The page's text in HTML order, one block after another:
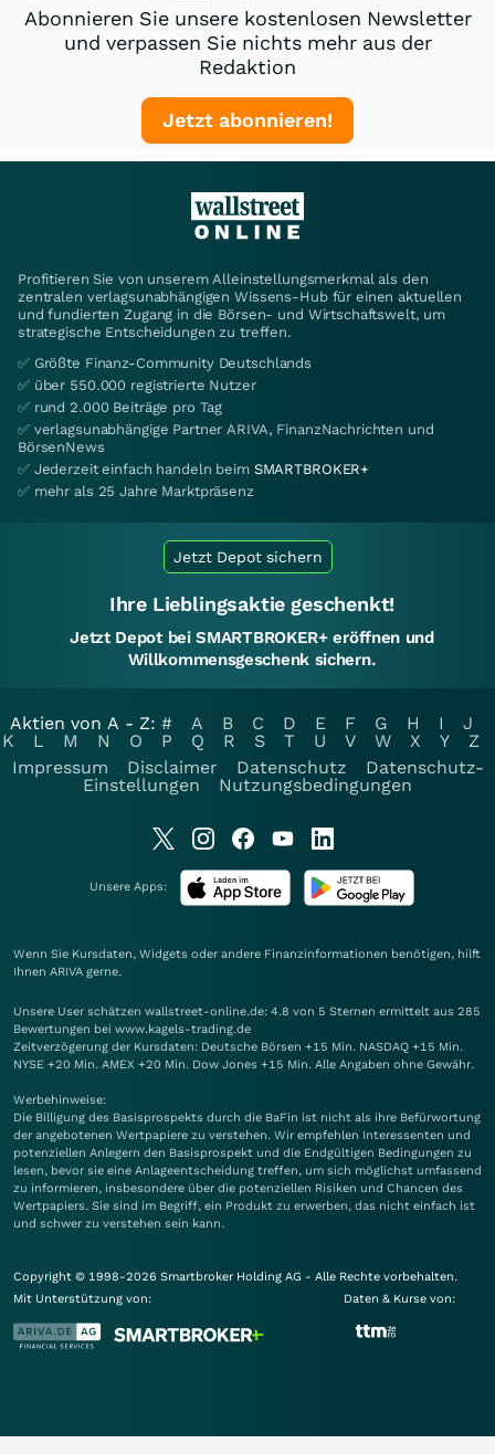
Abonnieren Sie unsere kostenlosen Newsletter
und verpassen Sie nichts mehr aus der
Redaktion
Jetzt abonnieren!
Profitieren Sie von unserem Alleinstellungsmerkmal als den
zentralen verlagsunabhängigen Wissens-Hub für einen aktuellen
und fundierten Zugang in die Börsen- und Wirtschaftswelt, um
strategische Entscheidungen zu treffen.
✅ Größte Finanz-Community Deutschlands
✅ über 550.000 registrierte Nutzer
✅ rund 2.000 Beiträge pro Tag
✅ verlagsunabhängige Partner ARIVA, FinanzNachrichten und
BörsenNews
✅ Jederzeit einfach handeln beim SMARTBROKER+
✅ mehr als 25 Jahre Marktpräsenz
Jetzt Depot sichern
Ihre Lieblingsaktie geschenkt!
Jetzt Depot bei SMARTBROKER+ eröffnen und
Willkommensgeschenk sichern.
Aktien von A - Z: # A B C D E F G H I
J
K
L M N O P Q R S T U V W X Y
Z
Impressum
Disclaimer Datenschutz
Datenschutz-
Einstellungen
Nutzungsbedingungen
Unsere Apps:
Wenn Sie Kursdaten, Widgets oder andere Finanzinformationen benötigen, hilft
Ihnen ARIVA gerne.
Unsere User schätzen wallstreet-online.de: 4.8 von 5 Sternen ermittelt aus 285
Bewertungen bei www.kagels-trading.de
Zeitverzögerung der Kursdaten: Deutsche Börsen +15 Min. NASDAQ +15 Min.
NYSE +20 Min. AMEX +20 Min. Dow Jones +15 Min. Alle Angaben ohne Gewähr.
Werbehinweise:
Die Billigung des Basisprospekts durch die BaFin ist nicht als ihre Befürwortung
der angebotenen Wertpapiere zu verstehen. Wir empfehlen Interessenten und
potenziellen Anlegern den Basisprospekt und die Endgültigen Bedingungen zu
lesen, bevor sie eine Anlageentscheidung treffen, um sich möglichst umfassend
zu informieren, insbesondere über die potenziellen Risiken und Chancen des
Wertpapiers. Sie sind im Begriff, ein Produkt zu erwerben, das nicht einfach ist
und schwer zu verstehen sein kann.
Copyright © 1998-2026 Smartbroker Holding AG - Alle Rechte vorbehalten.
Mit Unterstützung von:
Daten & Kurse von: